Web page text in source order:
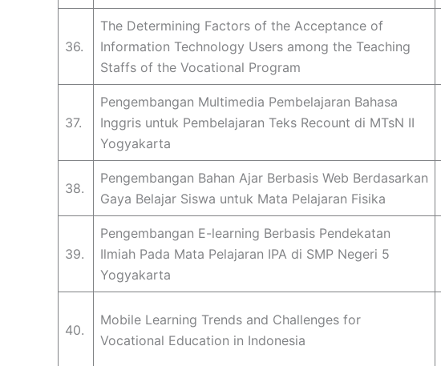
36.
The Determining Factors of the Acceptance of
Information Technology Users among the Teaching
Staffs of the Vocational Program
37.
Pengembangan Multimedia Pembelajaran Bahasa
Inggris untuk Pembelajaran Teks Recount di MTsN II
Yogyakarta
38.
Pengembangan Bahan Ajar Berbasis Web Berdasarkan
Gaya Belajar Siswa untuk Mata Pelajaran Fisika
39.
Pengembangan E-learning Berbasis Pendekatan
Ilmiah Pada Mata Pelajaran IPA di SMP Negeri 5
Yogyakarta
40.
Mobile Learning Trends and Challenges for
Vocational Education in Indonesia